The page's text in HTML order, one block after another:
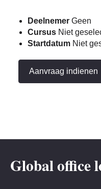
Deelnemer Geen
Cursus Niet
Startdatum Niet
Aanvraag indienen
Global office